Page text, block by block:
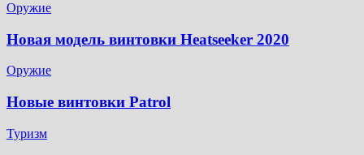
Оружие
Новая модель винтовки Heatseeker 2020
Оружие
Новые винтовки Patrol
Туризм